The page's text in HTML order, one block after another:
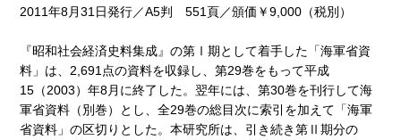
2011年8月31日発行／A5判 551頁／頒価￥9,000（税別）
『昭和社会経済史料集成』の第Ⅰ期として着手した「海軍省資
料」は、2,691点の資料を収録し、第29巻をもって平成
15（2003）年8月に終了した。翌年には、第30巻を刊行して海
軍省資料（別巻）とし、全29巻の総目次に索引を加えて「海軍
省資料」の区切りとした。本研究所は、引き続き第Ⅱ期分の